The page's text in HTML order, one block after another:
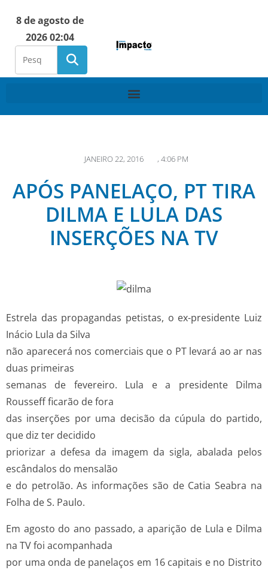
8 de agosto de
2026 02:04
JANEIRO 22, 2016 , 4:06 PM
APÓS PANELAÇO, PT TIRA
DILMA E LULA DAS
INSERÇÕES NA TV
Estrela das propagandas petistas, o ex-presidente Luiz
Inácio Lula da Silva
não aparecerá nos comerciais que o PT levará ao ar nas
duas primeiras
semanas de fevereiro. Lula e a presidente Dilma
Rousseff ficarão de fora
das inserções por uma decisão da cúpula do partido,
que diz ter decidido
priorizar a defesa da imagem da sigla, abalada pelos
escândalos do mensalão
e do petrolão. As informações são de Catia Seabra na
Folha de S. Paulo.
Em agosto do ano passado, a aparição de Lula e Dilma
na TV foi acompanhada
por uma onda de panelaços em 16 capitais e no Distrito